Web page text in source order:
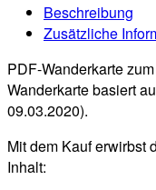
Teil
Wanderkarte
als
Download
(1:20.000)
[Digital]
Beschreibung
Zusätzliche
PDF-Wanderkarte
Wanderkarte basiert
09.03.2020).
Mit dem Kauf erwirbst
Inhalt: